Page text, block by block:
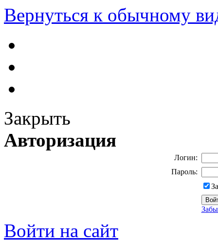
Вернуться к обычному
Закрыть
Авторизация
Логин:
Пароль:
Войти на сайт